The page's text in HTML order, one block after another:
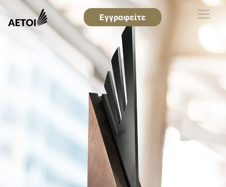
Εγγραφείτε